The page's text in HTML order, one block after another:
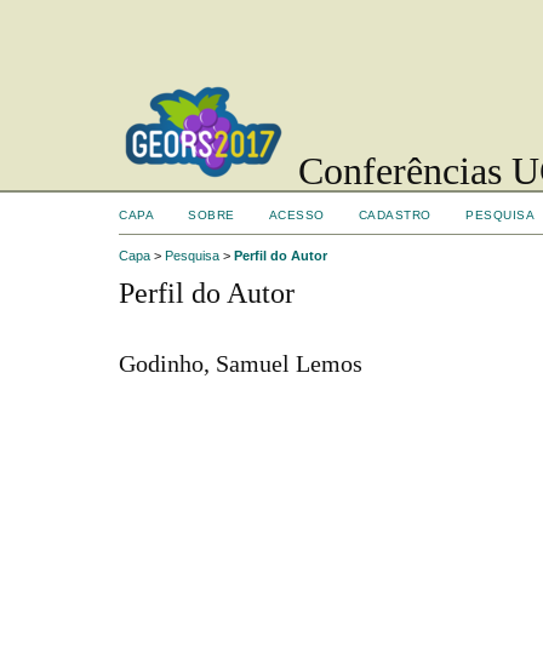
Conferências
CAPA SOBRE ACESSO CADASTRO PESQUISA
Capa > Pesquisa > Perfil do Autor
Perfil do Autor
Godinho, Samuel Lemos